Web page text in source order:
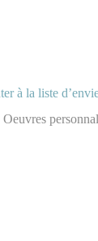
à la liste
Oeuvres